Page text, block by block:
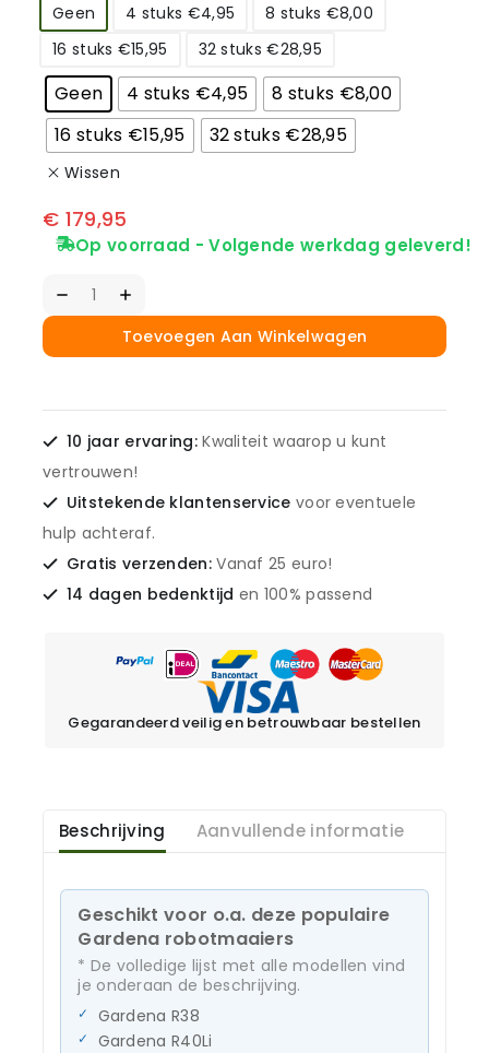
Geen
4 stuks €4,95
8 stuks €8,00
16 stuks €15,95
32 stuks €28,95
Geen 4 stuks €4,95
8 stuks €8,00
16 stuks €15,95
32 stuks €28,95
Wissen
€ 179,95
Op voorraad - Volgende werkdag geleverd!
Toevoegen Aan Winkelwagen
10 jaar ervaring:Kwaliteit waarop u kunt
vertrouwen!
Uitstekende klantenservice voor eventuele
hulp achteraf.
Gratis verzenden:Vanaf 25 euro!
14 dagen bedenktijd en 100% passend
Gegarandeerd veilig en betrouwbaar bestellen
Beschrijving Aanvullende informatie
Geschikt voor o.a. deze populaire
Gardena robotmaaiers
* De volledige lijst met alle modellen vind
je onderaan de beschrijving.
Gardena R38
Gardena R40Li